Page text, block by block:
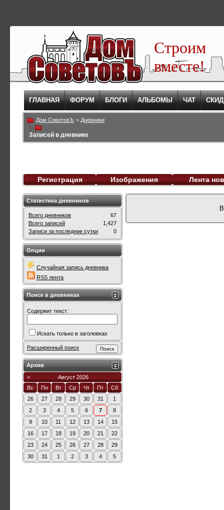
Строим
вместе!
ГЛАВНАЯ ФОРУМ БЛОГИ АЛЬБОМЫ ЧАТ
Дом СоветовЪ > Дневники
Записей в дневнике
Регистрация Изображения Лента
Статистика дневников
Всего дневников
67
Всего записей
1,427
Записи за последние сутки
0
Опции
Случайная запись дневника
RSS лента
Поиск в дневниках
Содержит текст:
Искать только в заголовках
Расширенный поиск
Архив
<
Август 2026
Вс
Пн Вт Ср Чт Пт
Сб
26
27 28 29 30 31
1
2
3 4 5 6 7
8
9
10 11 12 13 14
15
16
17 18 19 20 21
22
23
24 25 26 27 28
29
30
31 1 2 3 4 5